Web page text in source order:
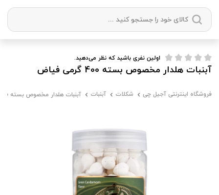
دسته بندی ها
آجیل میوه خشک خشکبار
فروشگاه اینترنتی آجیل چی شکلات آبنبات آبنبات هلدار مخصوص بسته 400 گرمی فیاض
اولین نفری باشید که نظر می‌دهید.
آبنبات هلدار مخصوص بسته 400 گرمی فیاض